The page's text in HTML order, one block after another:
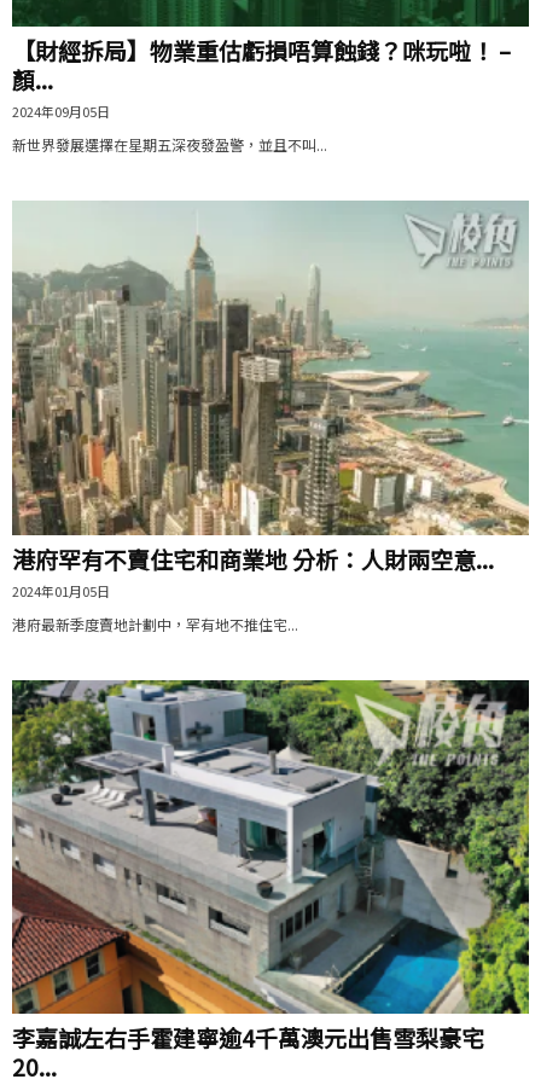
【財經拆局】物業重估虧損唔算蝕錢？咪玩啦！ –
顏...
2024年09月05日
新世界發展選擇在星期五深夜發盈警，並且不叫...
港府罕有不賣住宅和商業地 分析：人財兩空意...
2024年01月05日
港府最新季度賣地計劃中，罕有地不推住宅...
李嘉誠左右手霍建寧逾4千萬澳元出售雪梨豪宅
20...